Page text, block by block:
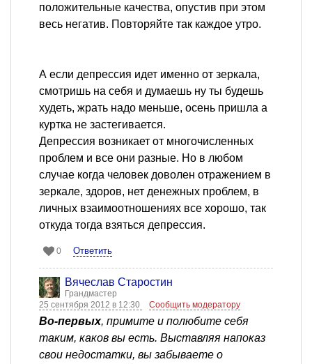
положительные качества, опустив при этом
весь негатив. Повторяйте так каждое утро.
А если депрессия идет именно от зеркала,
смотришь на себя и думаешь ну ты будешь
худеть, жрать надо меньше, осень пришла а
куртка не застегивается.
Депрессия возникает от многочисленных
проблем и все они разные. Но в любом
случае когда человек доволен отражением в
зеркале, здоров, нет денежных проблем, в
личных взаимоотношениях все хорошо, так
откуда тогда взяться депрессия.
0 Ответить
Вячеслав Старостин
Грандмастер
25 сентября 2012 в 12:30
Сообщить модератору
Во-первых, примите и полюбите себя
таким, каков вы есть. Выставляя напоказ
свои недостатки, вы забываете о